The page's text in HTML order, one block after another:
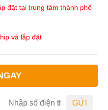
đặt tại trung tâm thành phố
và lắp đặt
GỬI